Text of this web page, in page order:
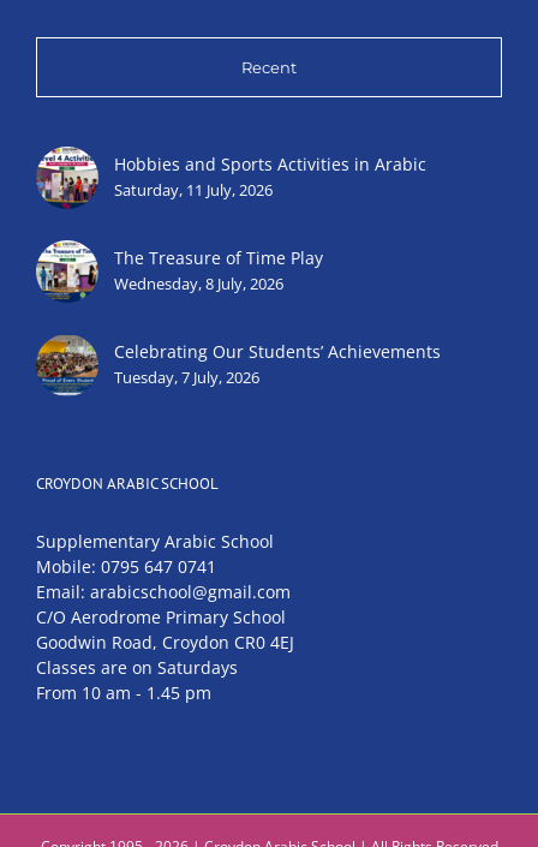
Recent
Hobbies and Sports Activities in Arabic
Saturday, 11 July, 2026
The Treasure of Time Play
Wednesday, 8 July, 2026
Celebrating Our Students’ Achievements
Tuesday, 7 July, 2026
CROYDON ARABIC SCHOOL
Supplementary Arabic School
Mobile: 0795 647 0741
Email: arabicschool@gmail.com
C/O Aerodrome Primary School
Goodwin Road, Croydon CR0 4EJ
Classes are on Saturdays
From 10 am - 1.45 pm